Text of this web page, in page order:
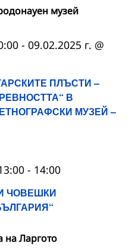
музей
ПЛЪСТИ –
В
МУЗЕЙ –
- 09.02.2025 г. @
ЧОВЕШКИ
- 14:00
на Ларгото